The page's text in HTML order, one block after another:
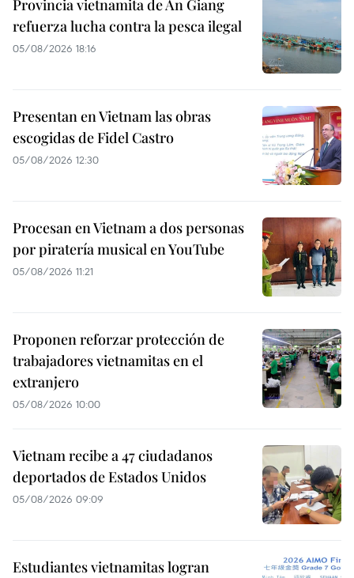
Provincia vietnamita de An Giang
refuerza lucha contra la pesca ilegal
05/08/2026 18:16
Presentan en Vietnam las obras
escogidas de Fidel Castro
05/08/2026 12:30
Procesan en Vietnam a dos personas
por piratería musical en YouTube
05/08/2026 11:21
Proponen reforzar protección de
trabajadores vietnamitas en el
extranjero
05/08/2026 10:00
Vietnam recibe a 47 ciudadanos
deportados de Estados Unidos
05/08/2026 09:09
Estudiantes vietnamitas logran